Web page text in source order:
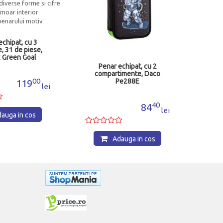
cu 3
31 de piese,
Goal
11900
lei
in cos
Penar echipat, cu 2
compartimente, Daco
Pe288E
8440
lei
Adauga in cos